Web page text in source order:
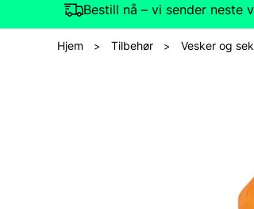
Bestill nå – vi sender neste
Hjem > Tilbehør > Vesker og